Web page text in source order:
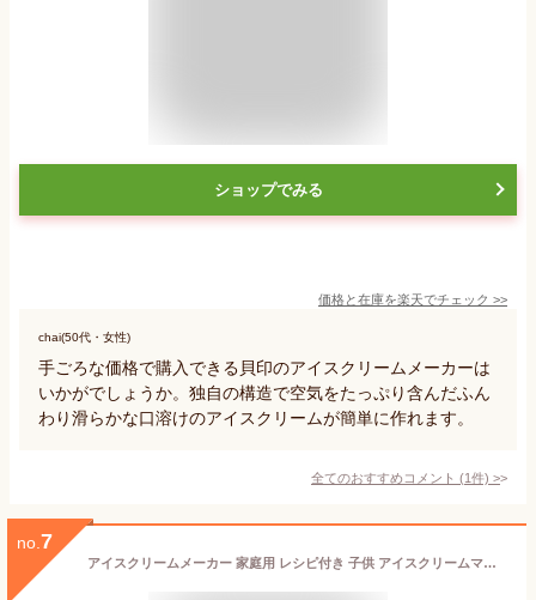
ショップでみる
価格と在庫を楽天でチェック >>
chai(50代・女性)
手ごろな価格で購入できる貝印のアイスクリームメーカーは
いかがでしょうか。独自の構造で空気をたっぷり含んだふん
わり滑らかな口溶けのアイスクリームが簡単に作れます。
全てのおすすめコメント (1件) >
no. 7
アイスクリームメーカー 家庭用 レシピ付き 子供 アイスクリームマシン アイススラリー 自動撹拌 安心 安全 アイス 手作り コンパクト 小型 かわいい おしゃれ 無添加 オートオフ 給電式 [ アイススラリーも自動で作れるアイスクリームメーカー LCAKC004 ]